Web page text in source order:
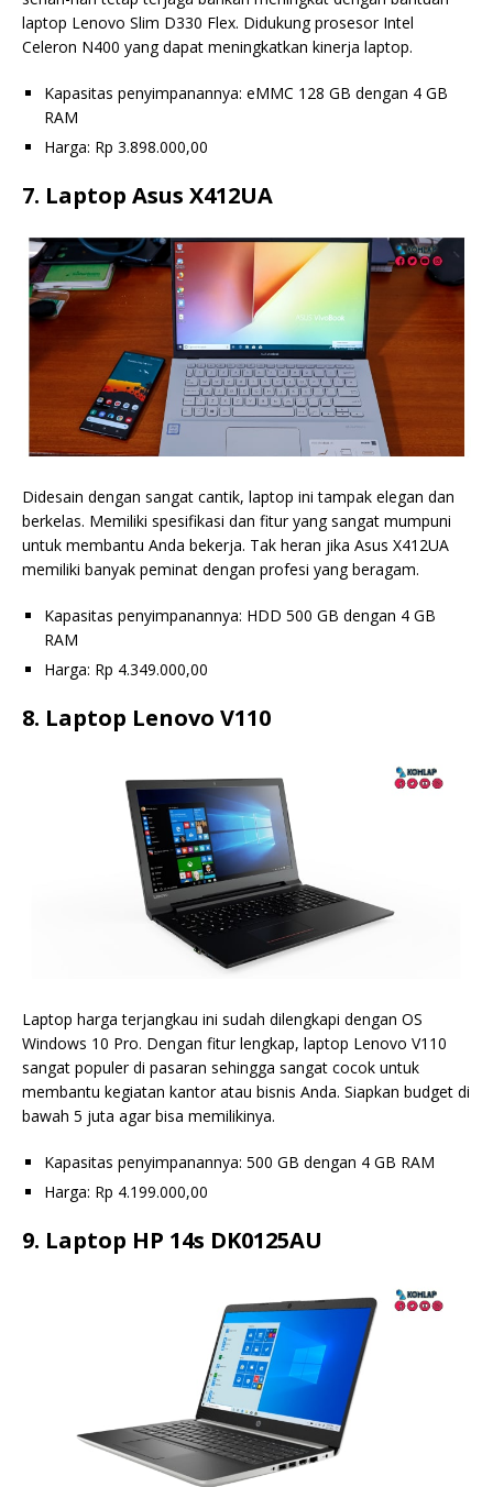
laptop Lenovo Slim D330 Flex. Didukung prosesor Intel
Celeron N400 yang dapat meningkatkan kinerja laptop.
Kapasitas penyimpanannya: eMMC 128 GB dengan 4 GB
RAM
Harga: Rp 3.898.000,00
7. Laptop Asus X412UA
Didesain dengan sangat cantik, laptop ini tampak elegan dan
berkelas. Memiliki spesifikasi dan fitur yang sangat mumpuni
untuk membantu Anda bekerja. Tak heran jika Asus X412UA
memiliki banyak peminat dengan profesi yang beragam.
Kapasitas penyimpanannya: HDD 500 GB dengan 4 GB
RAM
Harga: Rp 4.349.000,00
8. Laptop Lenovo V110
Laptop harga terjangkau ini sudah dilengkapi dengan OS
Windows 10 Pro. Dengan fitur lengkap, laptop Lenovo V110
sangat populer di pasaran sehingga sangat cocok untuk
membantu kegiatan kantor atau bisnis Anda. Siapkan budget di
bawah 5 juta agar bisa memilikinya.
Kapasitas penyimpanannya: 500 GB dengan 4 GB RAM
Harga: Rp 4.199.000,00
9. Laptop HP 14s DK0125AU